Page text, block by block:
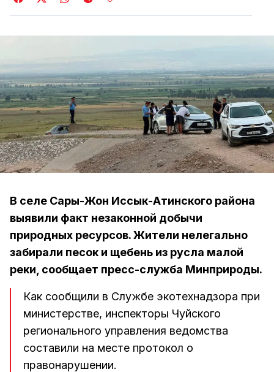
В селе Сары-Жон Иссык-Атинского района
выявили факт незаконной добычи
природных ресурсов. Жители нелегально
забирали песок и щебень из русла малой
реки, сообщает пресс-служба Минприроды.
Как сообщили в Службе экотехнадзора при
министерстве, инспекторы Чуйского
регионального управления ведомства
составили на месте протокол о
правонарушении.